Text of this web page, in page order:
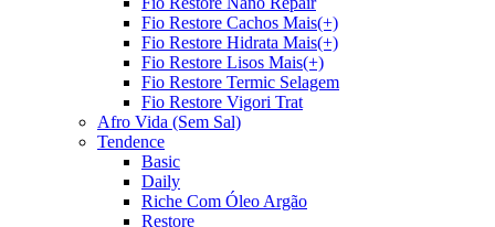
Fio Restore Cachos Mais(+)
Fio Restore Hidrata Mais(+)
Fio Restore Lisos Mais(+)
Fio Restore Termic Selagem
Fio Restore Vigori Trat
Afro Vida (Sem Sal)
Tendence
Basic
Daily
Riche Com Óleo Argão
Restore